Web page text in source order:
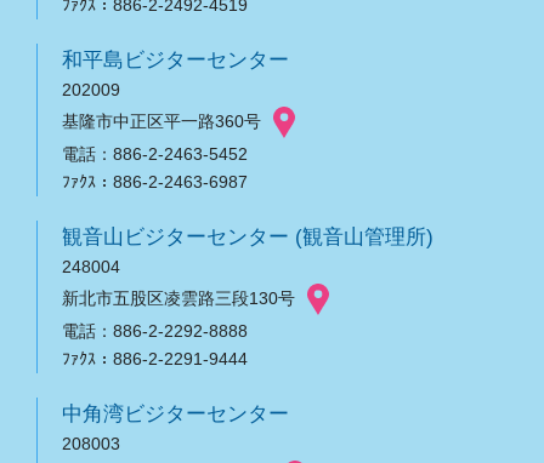
ﾌｧｸｽ：886-2-2492-4519
和平島ビジターセンター
202009
基隆市中正区平一路360号
電話：886-2-2463-5452
ﾌｧｸｽ：886-2-2463-6987
観音山ビジターセンター (観音山管理所)
248004
新北市五股区凌雲路三段130号
電話：886-2-2292-8888
ﾌｧｸｽ：886-2-2291-9444
中角湾ビジターセンター
208003